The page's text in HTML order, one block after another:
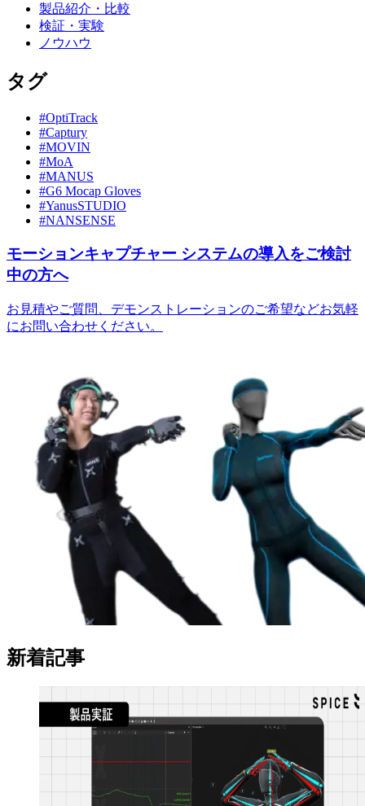
製品紹介・比較
検証・実験
ノウハウ
タグ
#OptiTrack
#Captury
#MOVIN
#MoA
#MANUS
#G6 Mocap Gloves
#YanusSTUDIO
#NANSENSE
モーションキャプチャー システムの導入をご検討
中の方へ
お見積やご質問、デモンストレーションのご希望などお気軽
にお問い合わせください。
新着記事